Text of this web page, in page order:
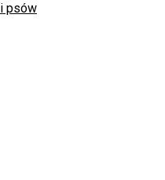
psów